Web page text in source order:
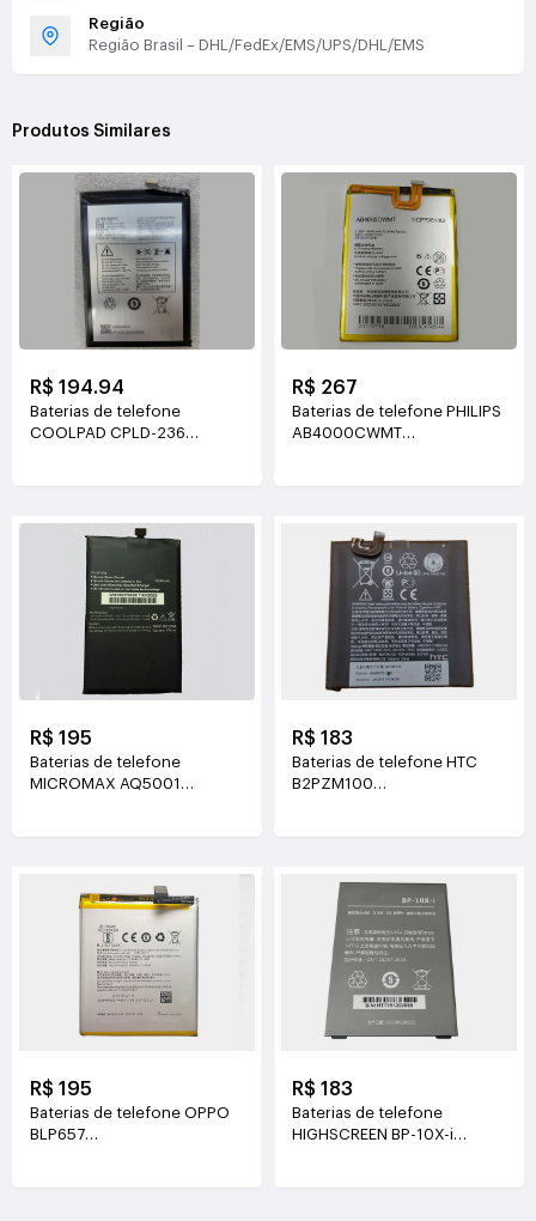
Região
Região Brasil – DHL/FedEx/EMS/UPS/DHL/EMS
Produtos Similares
R$ 194.94
Baterias de telefone
COOLPAD CPLD-236
R$ 267
Baterias de telefone PHILIPS
AB4000CWMT
R$ 195
Baterias de telefone
MICROMAX AQ5001
R$ 183
Baterias de telefone HTC
B2PZM100
R$ 195
Baterias de telefone OPPO
BLP657
R$ 183
Baterias de telefone
HIGHSCREEN BP-10X-i